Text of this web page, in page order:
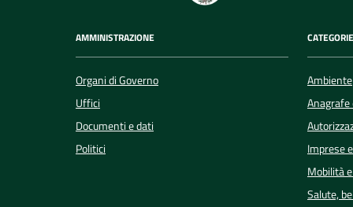
AMMINISTRAZIONE
Organi di Governo
Uffici
Documenti e dati
Politici
Ambiente
Imprese
Mobilità
Salute,